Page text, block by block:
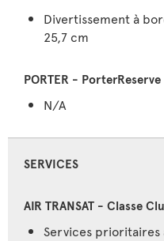
Divertissement à
25,7 cm
N/A
SERVICES
Services prioritaires